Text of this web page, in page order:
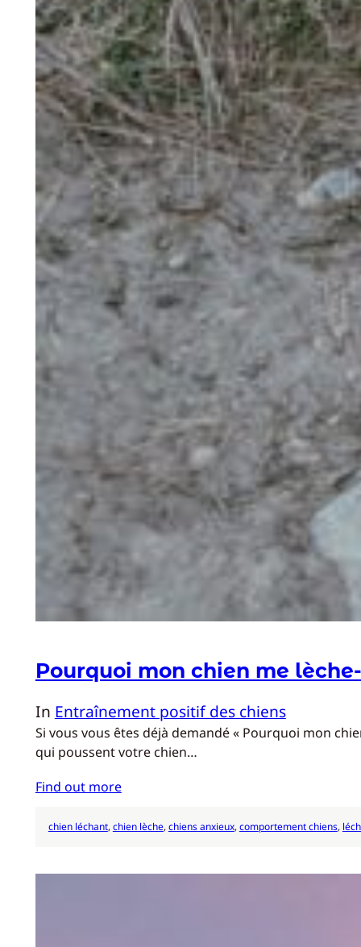
Pourquoi mon chien me
In Entraînement positif des chiens
Si vous vous êtes déjà demandé « Pourquoi mon
qui poussent votre chien…
Find out more
chien léchant, chien lèche, chiens anxieux, comportement chiens,